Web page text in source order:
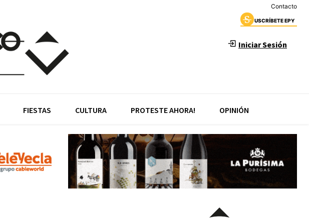
Contacto
USCRÍBETE EPY
Iniciar Sesión
FIESTAS CULTURA PROTESTE AHORA! OPINIÓN